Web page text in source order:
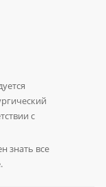
с
знать все